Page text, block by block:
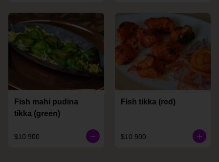
Fish mahi pudina
tikka (green)
$10.900
Fish tikka (red)
$10.900